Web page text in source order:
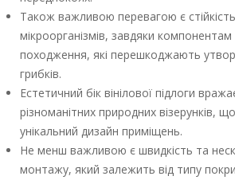
Також важливою перевагою є
мікроорганізмів, завдяки
походження, які перешкоджають
грибків.
Естетичний бік вінілової підлоги
різноманітних природних візерунків,
унікальний дизайн приміщень.
Не менш важливою є швидкість та
монтажу, який залежить від типу